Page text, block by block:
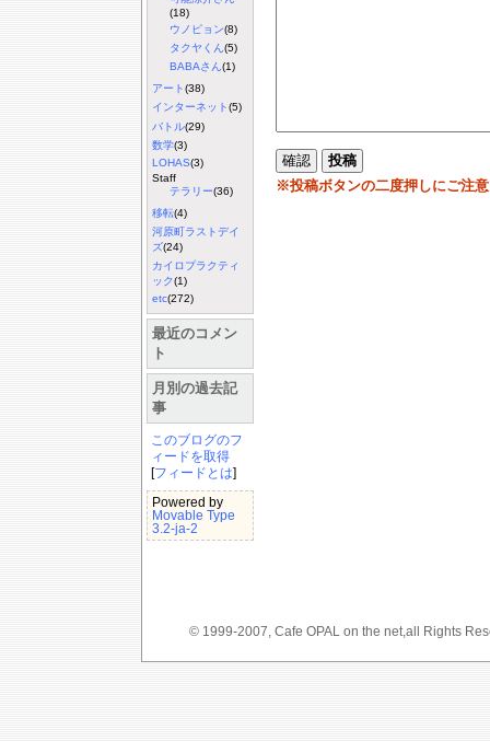
(18)
ウノピョン(8)
タクヤくん (5)
BABAさん (1)
アート(38)
インターネット(5)
バトル(29)
数学(3)
LOHAS(3)
Staff
テラリー(36)
移転(4)
河原町ラストデイ
ズ(24)
カイロプラクティ
ック(1)
etc(272)
最近のコメン
ト
月別の過去記
事
このブログのフ
ィードを取得
[フィードとは]
Powered by
Movable Type
3.2-ja-2
※投稿ボタンの二度押しにご注
© 1999-2007, Cafe OPAL on the net,all Rights